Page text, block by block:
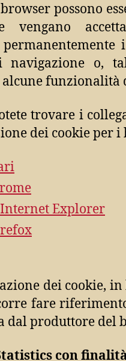
possono
vengano
navigazione o,
funzionalità
trovare i
dei cookie per
Explorer
dei cookie,
fare
dal produttore del
con